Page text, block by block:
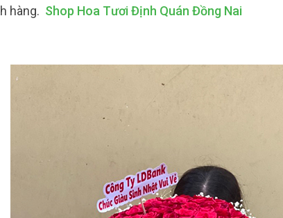
hàng. Shop Hoa Tươi Định Quán Đồng Nai